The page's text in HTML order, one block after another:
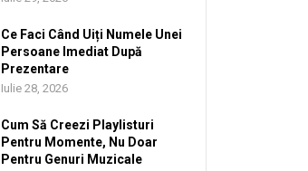
Ce Faci Când Uiți Numele Unei
Persoane Imediat După
Prezentare
Iulie 28, 2026
Cum Să Creezi Playlisturi
Pentru Momente, Nu Doar
Pentru Genuri Muzicale